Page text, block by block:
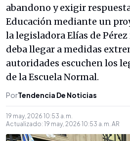
abandono y exigir
Educación mediante un
la legisladora Elías de
deba llegar a medidas
autoridades escuchen los
de la Escuela Normal.
PorTendencia De Noticias
19 may, 2026 10:53 a. m.
Actualizado: 19 may, 2026 10:53 a. m. AR